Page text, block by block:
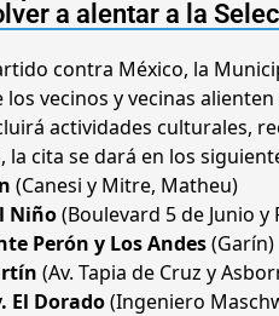
a alentar a la
contra México, la
vecinos y vecinas
actividades culturales,
la cita se dará en los
(Canesi y Mitre, Matheu)
Niño(Boulevard 5 de Junio
Perón y Los Andes(Garín)
(Av. Tapia de Cruz y
El Dorado(Ingeniero